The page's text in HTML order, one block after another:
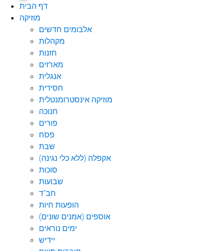
דף הבית
מוזיקה
אלבומים חדשים
מקהלות
חזנות
מארזים
אנגלית
חסידית
מוזיקה אינסטרומנטלית
חנוכה
פורים
פסח
שבת
אקפלה (ללא כלי נגינה)
סוכות
שבועות
חב"ד
הופעות חיות
אוספים (אמנים שונים)
ימים נוראים
יידיש